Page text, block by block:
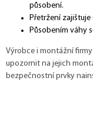
působení.
Přetržení zajištuje
Působením váhy
Výrobce i montážní
upozornit na jejich
bezpečnostní prvky